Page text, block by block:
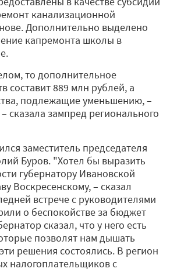
канализационной
Дополнительно выделено
капремонта школы в
то дополнительное
составит 889 млн рублей, а
подлежащие уменьшению, –
сказала зампред регионального
заместитель председателя
Буров. "Хотел бы выразить
губернатору Ивановской
Воскресенскому, – сказал
встрече с руководителями
о беспокойстве за бюджет
сказал, что у него есть
позволят нам дышать
решения состоялись. В регион
налогоплательщиков с